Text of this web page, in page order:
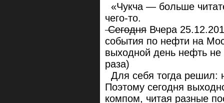
«Чукча — больше
чего-то.
Сегодня Вчера
события по нефти на
выходной день нефть
раза)
Для себя тогда решил:
Поэтому сегодня
компом, читая разные